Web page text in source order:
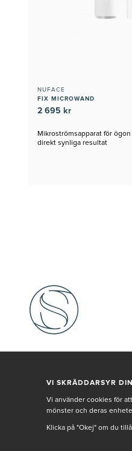
NUFACE
FIX MICROWAND
2 695 kr
Mikroströmsapparat för
direkt synliga resultat
VI SKRÄDDARSYR
Vi använder cookies för
mönster och deras
Klicka på "Okej" om du